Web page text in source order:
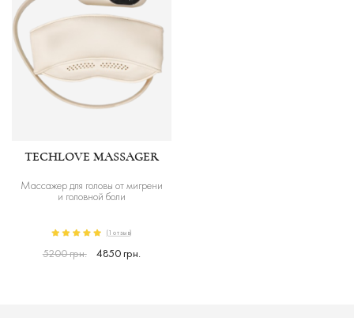
TECHLOVE MASSAGER
Массажер для головы от мигрени
и головной боли
(1 отзыв)
5200 грн. 4850 грн.